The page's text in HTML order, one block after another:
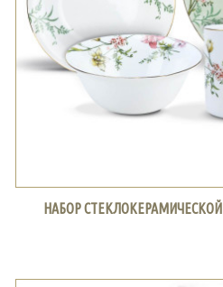
НАБОР СТЕКЛОКЕРАМИЧЕСКОЙ